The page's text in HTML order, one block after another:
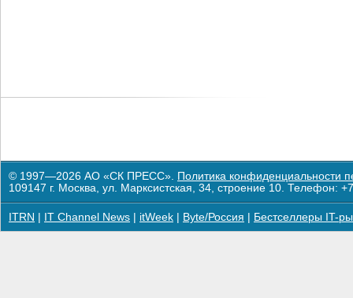
© 1997—2026 АО «СК ПРЕСС». Политика конфиденциальности
109147 г. Москва, ул. Марксистская, 34, строение 10. Телефон:
ITRN IT Channel News itWeek Byte/Россия Бестселлеры IT-